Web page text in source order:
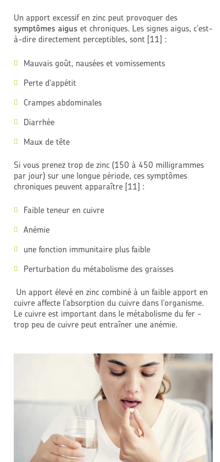
Un apport excessif en zinc peut provoquer des
symptômes aigus et chroniques. Les signes aigus, c'est-
à-dire directement perceptibles, sont [11] :
Mauvais goût, nausées et vomissements
Perte d'appétit
Crampes abdominales
Diarrhée
Maux de tête
Si vous prenez trop de zinc (150 à 450 milligrammes
par jour) sur une longue période, ces symptômes
chroniques peuvent apparaître [11] :
Faible teneur en cuivre
Anémie
une fonction immunitaire plus faible
Perturbation du métabolisme des graisses
Un apport élevé en zinc combiné à un faible apport en
cuivre affecte l'absorption du cuivre dans l'organisme.
Le cuivre est important dans le métabolisme du fer -
trop peu de cuivre peut entraîner une anémie.